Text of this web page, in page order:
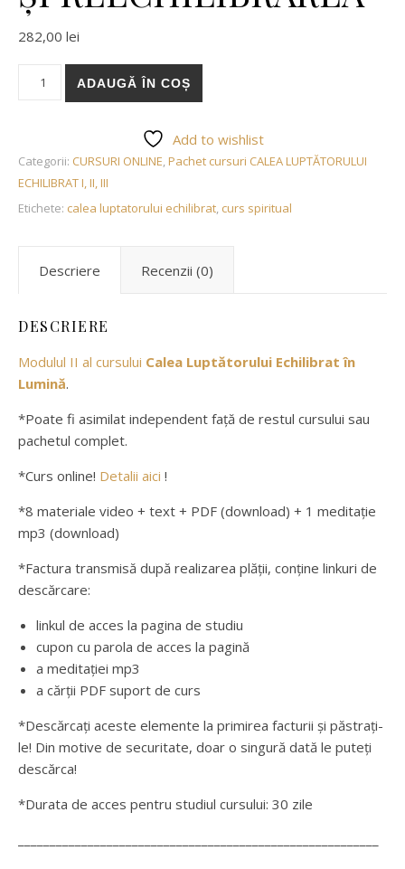
282,00 lei
Cantitate Curs online DEZECHILIBRAREA ȘI REECHILIBRAREA
ADAUGĂ ÎN COȘ
Add to wishlist
Categorii: CURSURI ONLINE,Pachet cursuri CALEA LUPTĂTORULUI
ECHILIBRAT I, II, III
Etichete: calea luptatorului echilibrat, curs spiritual
Descriere Recenzii (0)
DESCRIERE
Modulul II al cursului Calea Luptătorului Echilibrat în
Lumină.
*Poate fi asimilat independent față de restul cursului sau
pachetul complet.
*Curs online! Detalii aici !
*8 materiale video + text + PDF (download) + 1 meditație
mp3 (download)
*Factura transmisă după realizarea plății, conține linkuri de
descărcare:
linkul de acces la pagina de studiu
cupon cu parola de acces la pagină
a meditației mp3
a cărții PDF suport de curs
*Descărcați aceste elemente la primirea facturii și păstrați-
le! Din motive de securitate, doar o singură dată le puteți
descărca!
*Durata de acces pentru studiul cursului: 30 zile